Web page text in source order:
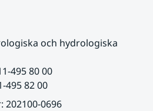
och hydrologiska
495 80 00
495 82 00
0696